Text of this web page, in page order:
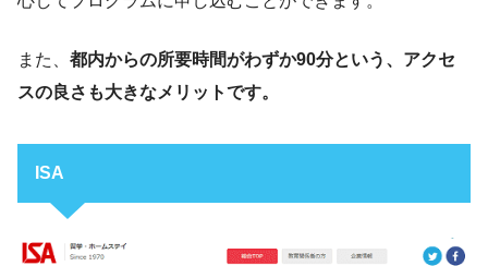
また、 都内からの所要時間がわずか90分という、アクセ
スの良さも大きなメリットです。
ISA